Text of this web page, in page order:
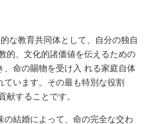
な教育共同体として、自分の独自
的、文化的諸価値を伝えるための
、命の賜物を受け入 れる家庭自体
います。その最も特別な役割
献することです。
結婚によって、命の完全な交わ